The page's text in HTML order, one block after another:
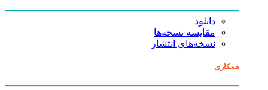
دانلود
مقایسه نسخه‌ها
نسخه‌های انتشار
همکاری